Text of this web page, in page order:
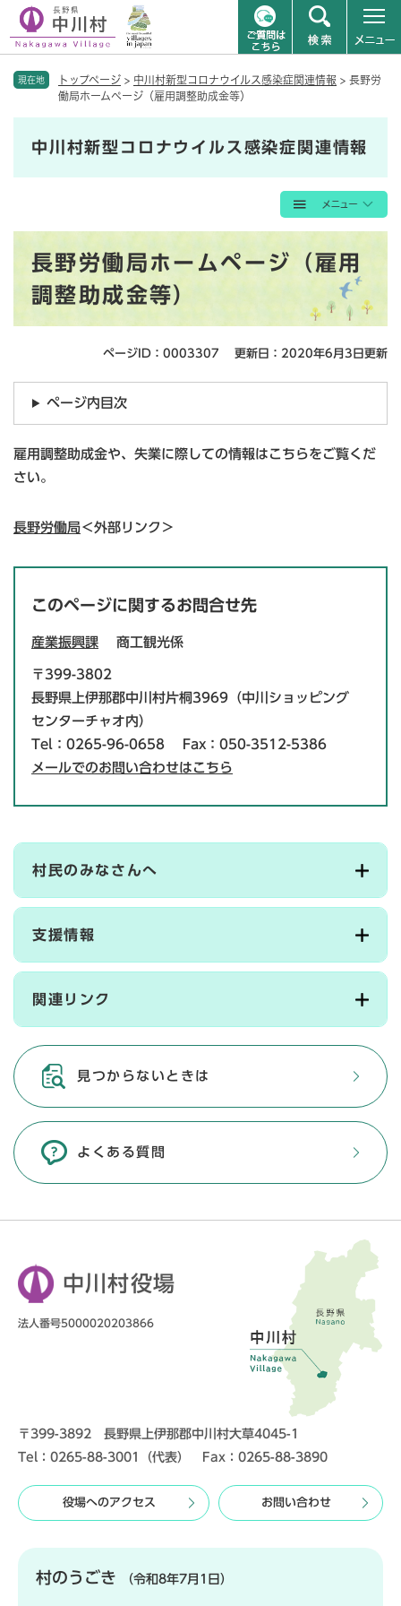
現在地 トップページ > 中川村新型コロナウイルス感染症関連情報 > 長野労
働局ホームページ（雇用調整助成金等）
中川村新型コロナウイルス感染症関連情報
長野労働局ホームページ（雇用
調整助成金等）
ページID：0003307 更新日：2020年6月3日更新
ページ内目次
雇用調整助成金や、失業に際しての情報はこちらをご覧くだ
さい。
長野労働局＜外部リンク＞
このページに関するお問合せ先
産業振興課 商工観光係
〒399-3802
長野県上伊那郡中川村片桐3969（中川ショッピング
センターチャオ内）
Tel：0265-96-0658
Fax：050-3512-5386
メールでのお問い合わせはこちら
村民のみなさんへ
支援情報
関連リンク
見つからないときは
よくある質問
中川村役場
法人番号5000020203866
〒399-3892 長野県上伊那郡中川村大草4045-1
Tel：0265-88-3001（代表） Fax：0265-88-3890
役場へのアクセス お問い合わせ
村のうごき （令和8年7月1日）